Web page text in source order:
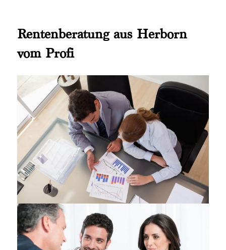
Rentenberatung aus Herborn
vom Profi